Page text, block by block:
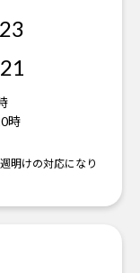
時
明けの対応になり